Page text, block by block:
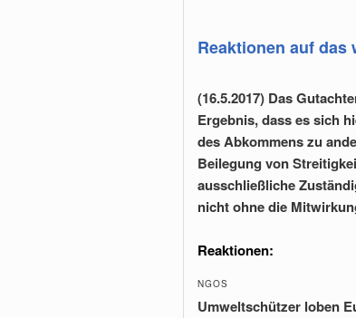
Reaktionen auf das
(16.5.2017) Das
Ergebnis, dass es sich
des Abkommens zu
Beilegung von
ausschließliche
nicht ohne die
Reaktionen:
NGOS
Umweltschützer loben